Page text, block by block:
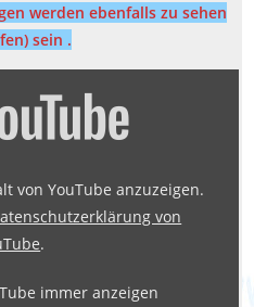
werden ebenfalls zu sehen
sein .
von YouTube anzuzeigen.
von
.
immer anzeigen